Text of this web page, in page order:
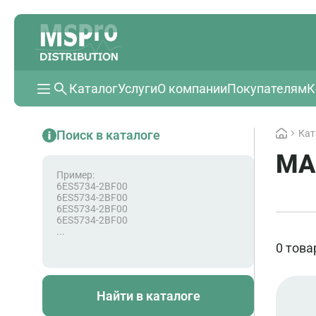
КаталогУслугиО компанииПокупателям
Поиск в каталоге
Пример:
6ES5734-2BF00
6ES5734-2BF00
6ES5734-2BF00
6ES5734-2BF00
...
Найти в каталоге
0